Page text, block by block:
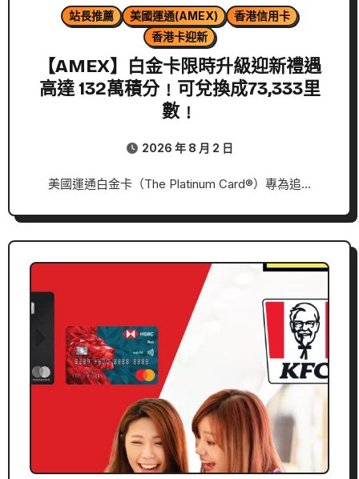
站長推薦 美國運通(AMEX)
香港信用卡
香港卡迎新
【AMEX】白金卡限時升級迎新禮遇
高達 132萬積分﹗可兌換成73,333里
數﹗
2026 年 8 月 2 日
美國運通白金卡（The Platinum Card®）專為追…